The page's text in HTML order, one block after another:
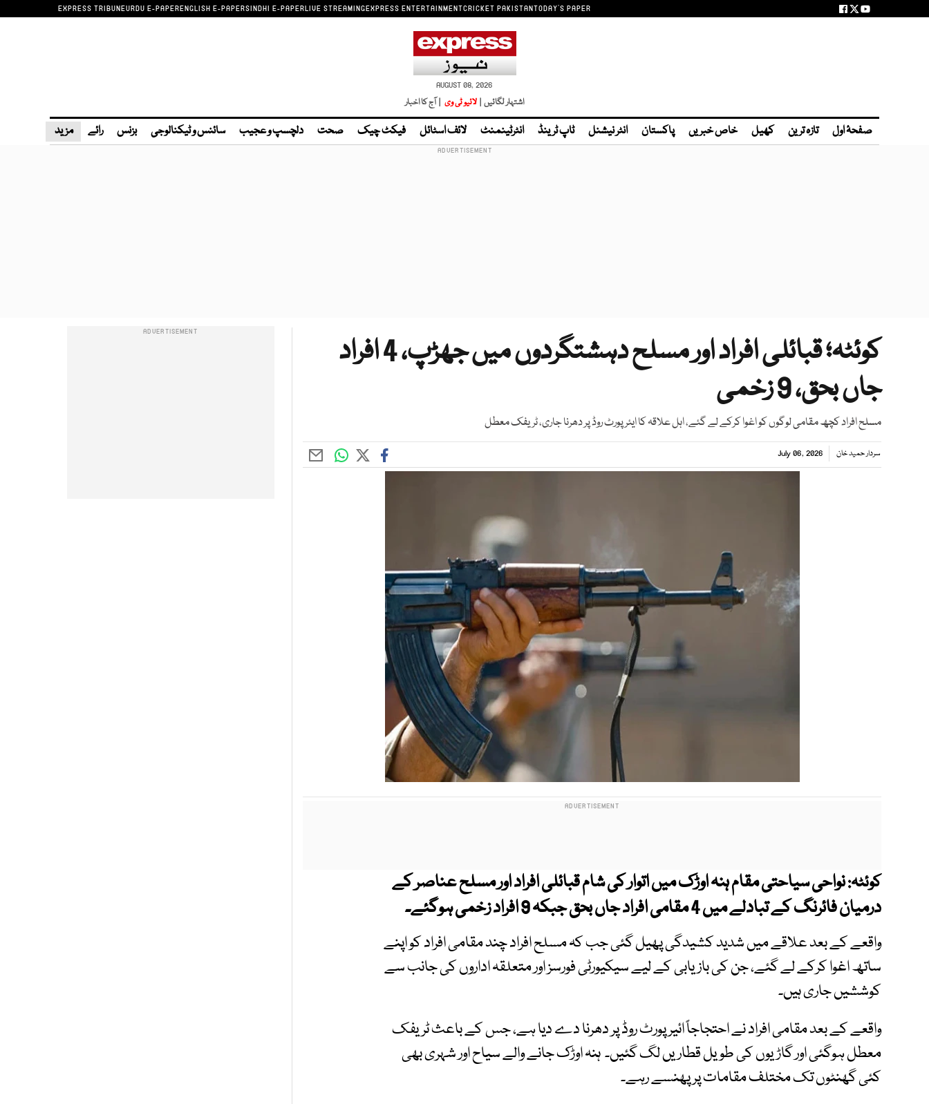
EXPRESS TRIBUNEURDU E-PAPERENGLISH E-PAPERSINDHI E-PAPERLIVE STREAMINGEXPRESS ENTERTAINMENTCRICKET PAKISTANTODAY'S PAPER
AUGUST 08, 2026
اشتہار لگائیں | لائیو ٹی وی | آج کا اخبار
صفحۂ اول تازہ ترین کھیل خاص خبریں پاکستان انٹر نیشنل ٹاپ ٹرینڈ انٹرٹینمنٹ لائف اسٹائل فیکٹ چیک صحت دلچسپ و عجیب سائنس و ٹیکنالوجی بزنس رائے مزید
کوئٹہ؛ قبائلی افراد اور مسلح دہشتگردوں میں جھڑپ، 4 افراد
جاں بحق، 9 زخمی
مسلح افراد کچھ مقامی لوگوں کو اغوا کرکے لے گئے، اہل علاقہ کا ایئرپورٹ روڈ پر دھرنا جاری، ٹریفک معطل
سردار حمید خان July 06, 2026
کوئٹہ:نواحی سیاحتی مقام ہنہ اوڑک میں اتوار کی شام قبائلی افراد اور مسلح عناصر کے
درمیان فائرنگ کے تبادلے میں 4 مقامی افراد جاں بحق جبکہ 9 افراد زخمی ہوگئے۔
واقعے کے بعد علاقے میں شدید کشیدگی پھیل گئی جب کہ مسلح افراد چند مقامی افراد کو اپنے
ساتھ اغوا کرکے لے گئے، جن کی بازیابی کے لیے سیکیورٹی فورسز اور متعلقہ اداروں کی جانب سے
کوششیں جاری ہیں۔
واقعے کے بعد مقامی افراد نے احتجاجاً ائیرپورٹ روڈ پر دھرنا دے دیا ہے، جس کے باعث ٹریفک
معطل ہوگئی اور گاڑیوں کی طویل قطاریں لگ گئیں۔ ہنہ اوڑک جانے والے سیاح اور شہری بھی
کئی گھنٹوں تک مختلف مقامات پر پھنسے رہے۔